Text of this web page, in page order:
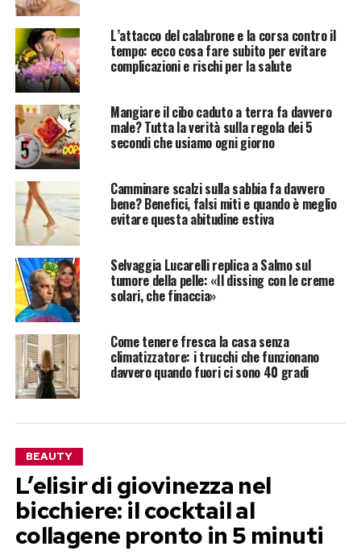
L’attacco del calabrone e la corsa contro il
tempo: ecco cosa fare subito per evitare
complicazioni e rischi per la salute
Mangiare il cibo caduto a terra fa davvero
male? Tutta la verità sulla regola dei 5
secondi che usiamo ogni giorno
Camminare scalzi sulla sabbia fa davvero
bene? Benefici, falsi miti e quando è meglio
evitare questa abitudine estiva
Selvaggia Lucarelli replica a Salmo sul
tumore della pelle: «Il dissing con le creme
solari, che finaccia»
Come tenere fresca la casa senza
climatizzatore: i trucchi che funzionano
davvero quando fuori ci sono 40 gradi
BEAUTY
L’elisir di giovinezza nel
bicchiere: il cocktail al
collagene pronto in 5 minuti